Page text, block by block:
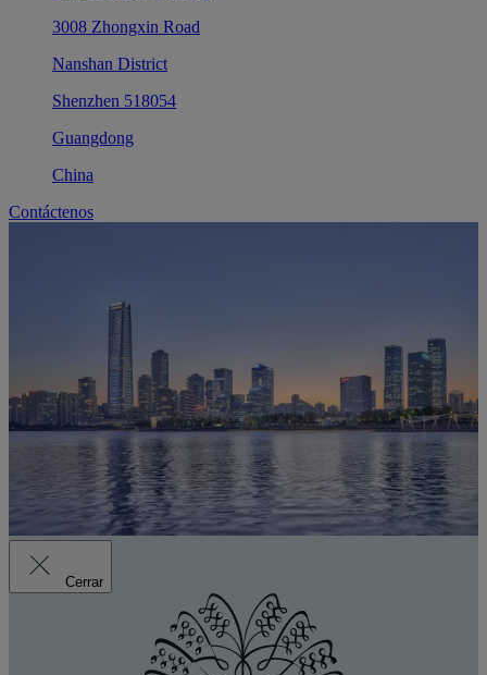
3008 Zhongxin Road
Nanshan District
Shenzhen 518054
Guangdong
China
Contáctenos
Cerrar